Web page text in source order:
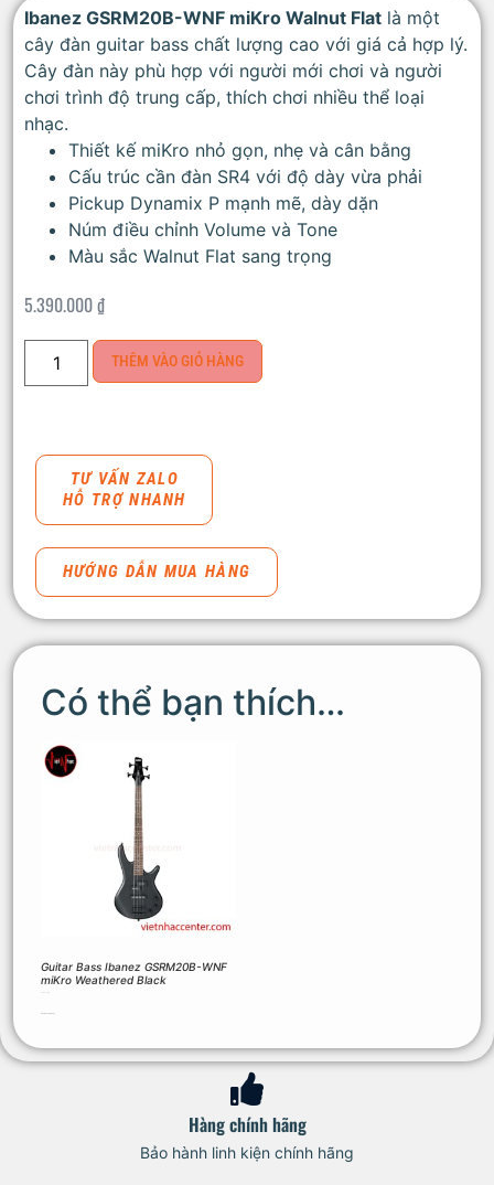
Ibanez GSRM20B-WNF miKro Walnut Flat là một
cây đàn guitar bass chất lượng cao với giá cả hợp lý.
Cây đàn này phù hợp với người mới chơi và người
chơi trình độ trung cấp, thích chơi nhiều thể loại
nhạc.
Thiết kế miKro nhỏ gọn, nhẹ và cân bằng
Cấu trúc cần đàn SR4 với độ dày vừa phải
Pickup Dynamix P mạnh mẽ, dày dặn
Núm điều chỉnh Volume và Tone
Màu sắc Walnut Flat sang trọng
5.390.000₫
THÊM VÀO GIỎ HÀNG
TƯ VẤN ZALO
HỖ TRỢ NHANH
HƯỚNG DẪN MUA HÀNG
Có thể bạn thích…
Guitar Bass Ibanez GSRM20B-WNF
miKro Weathered Black
Hàng chính hãng
Bảo hành linh kiện chính hãng